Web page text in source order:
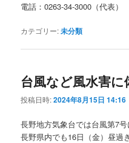
電話：0263-34-3000（代表）
カテゴリー:未分類
台風など風水害に
投稿日時:2024年8月15日 14:16
長野地方気象台では台風第7号
長野県内でも16日（金）昼過